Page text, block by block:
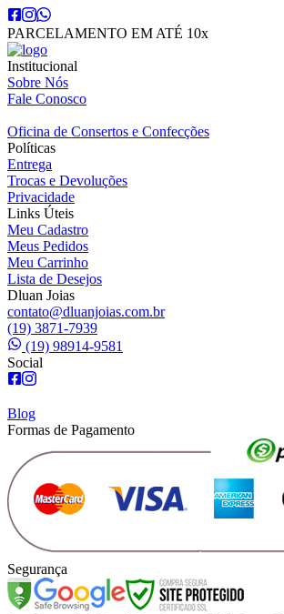
PARCELAMENTO EM ATÉ 10x
Institucional
Sobre Nós
Fale Conosco
Oficina de Consertos e Confecções
Políticas
Entrega
Trocas e Devoluções
Privacidade
Links Úteis
Meu Cadastro
Meus Pedidos
Meu Carrinho
Lista de Desejos
Dluan Joias
contato@dluanjoias.com.br
(19) 3871-7939
(19) 98914-9581
Social
Blog
Formas de Pagamento
Segurança